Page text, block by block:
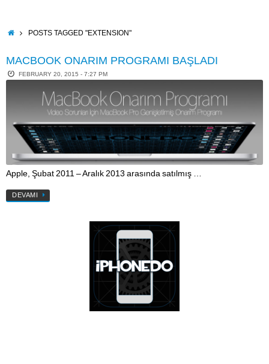
contentHOMEPOSTS TAGGED "EXTENSION"
MACBOOK ONARIM PROGRAMI BAŞLADI
FEBRUARY 20, 2015 - 7:27 PM
Apple, Şubat 2011 – Aralık 2013 arasında satılmış …
DEVAMI